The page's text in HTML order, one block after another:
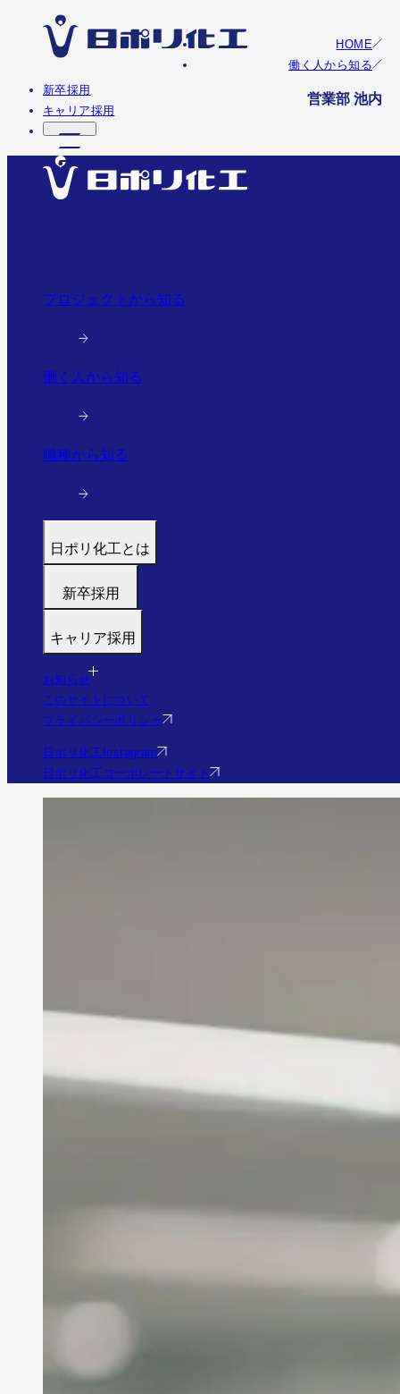
新卒採用
キャリア採用
プロジェクトから知る
働く人から知る
職種から知る
日ポリ化工とは
代表メッセージ
すぐわかる日ポリ化工
会社情報・沿革
事業・実績を見る（実績サイトへ）
新卒採用
福利厚生・研修
採用フロー
Q&A
社員の様子
エントリー
キャリア採用
募集職種
福利厚生・研修
Q&A
お知らせ
このサイトについて
プライバシーポリシー
日ポリ化工Instagram
日ポリ化工コーポレートサイト
HOME
働く人から知る
営業部 池内